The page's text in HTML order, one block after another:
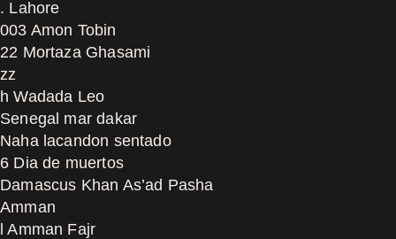
. Lahore
003 Amon Tobin
22 Mortaza Ghasami
zz
h Wadada Leo
Senegal mar dakar
Naha lacandon sentado
6 Dia de muertos
Damascus Khan As’ad Pasha
Amman
l Amman Fajr